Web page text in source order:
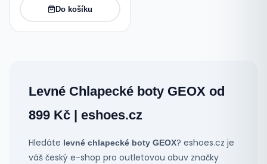
Do košíku
Levné Chlapecké boty GEOX od
899 Kč | eshoes.cz
Hledáte levné chlapecké boty GEOX? eshoes.cz je
váš český e-shop pro outletovou obuv značky